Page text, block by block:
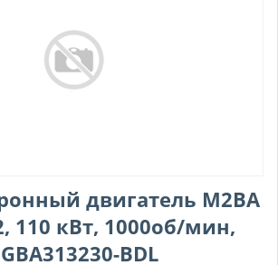
двигатель M2BA
110 кВт, 1000об/мин,
BDL